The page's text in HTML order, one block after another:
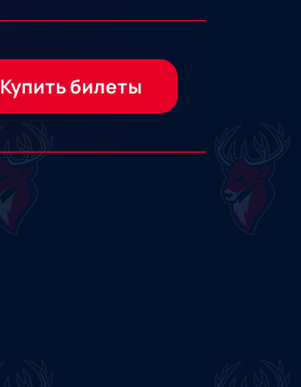
Купить билеты